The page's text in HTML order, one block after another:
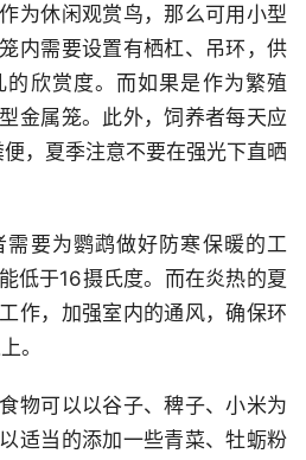
为休闲观赏鸟，那么可用小型
内需要设置有栖杠、吊环，供
欣赏度。而如果是作为繁殖
金属笼。此外，饲养者每天应
，夏季注意不要在强光下直晒
要为鹦鹉做好防寒保暖的工
低于16摄氏度。而在炎热的夏
作，加强室内的通风，确保环
。
物可以以谷子、稗子、小米为
适当的添加一些青菜、牡蛎粉